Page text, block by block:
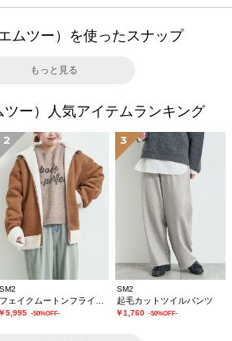
ムツー）を使ったスナップ
もっと見る
ツー）人気アイテムランキング
2
SM2
￥5,995 -50%OFF-
3
SM2
起毛カットツイルパンツ
￥1,760 -50%OFF-